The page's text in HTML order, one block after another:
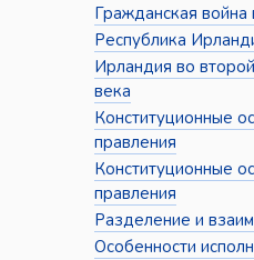
Гражданская
Республика
Ирландия во
века
Конституционные
правления
Конституционные
правления
Разделение и
Особенности